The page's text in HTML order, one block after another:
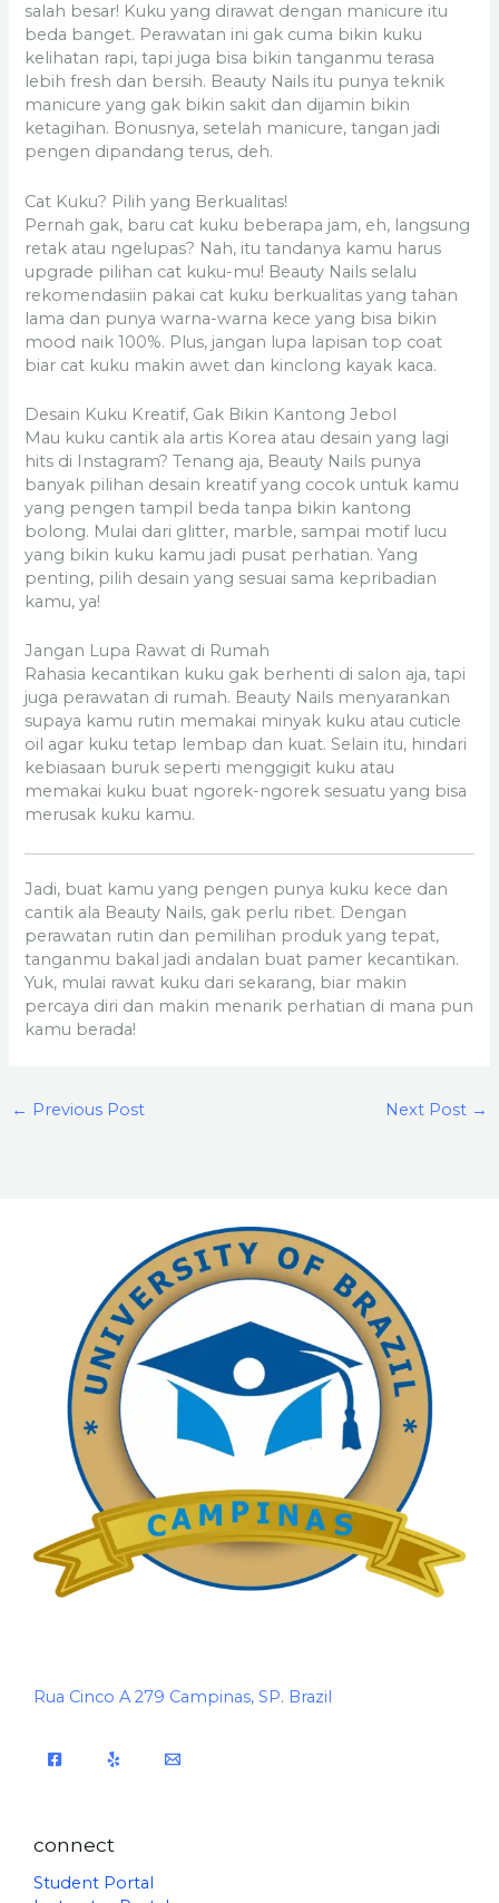
salah besar! Kuku yang dirawat dengan manicure itu
beda banget. Perawatan ini gak cuma bikin kuku
kelihatan rapi, tapi juga bisa bikin tanganmu terasa
lebih fresh dan bersih. Beauty Nails itu punya teknik
manicure yang gak bikin sakit dan dijamin bikin
ketagihan. Bonusnya, setelah manicure, tangan jadi
pengen dipandang terus, deh.
Cat Kuku? Pilih yang Berkualitas!
Pernah gak, baru cat kuku beberapa jam, eh, langsung
retak atau ngelupas? Nah, itu tandanya kamu harus
upgrade pilihan cat kuku-mu! Beauty Nails selalu
rekomendasiin pakai cat kuku berkualitas yang tahan
lama dan punya warna-warna kece yang bisa bikin
mood naik 100%. Plus, jangan lupa lapisan top coat
biar cat kuku makin awet dan kinclong kayak kaca.
Desain Kuku Kreatif, Gak Bikin Kantong Jebol
Mau kuku cantik ala artis Korea atau desain yang lagi
hits di Instagram? Tenang aja, Beauty Nails punya
banyak pilihan desain kreatif yang cocok untuk kamu
yang pengen tampil beda tanpa bikin kantong
bolong. Mulai dari glitter, marble, sampai motif lucu
yang bikin kuku kamu jadi pusat perhatian. Yang
penting, pilih desain yang sesuai sama kepribadian
kamu, ya!
Jangan Lupa Rawat di Rumah
Rahasia kecantikan kuku gak berhenti di salon aja, tapi
juga perawatan di rumah. Beauty Nails menyarankan
supaya kamu rutin memakai minyak kuku atau cuticle
oil agar kuku tetap lembap dan kuat. Selain itu, hindari
kebiasaan buruk seperti menggigit kuku atau
memakai kuku buat ngorek-ngorek sesuatu yang bisa
merusak kuku kamu.
Jadi, buat kamu yang pengen punya kuku kece dan
cantik ala Beauty Nails, gak perlu ribet. Dengan
perawatan rutin dan pemilihan produk yang tepat,
tanganmu bakal jadi andalan buat pamer kecantikan.
Yuk, mulai rawat kuku dari sekarang, biar makin
percaya diri dan makin menarik perhatian di mana pun
kamu berada!
← Previous Post Next Post →
Rua Cinco A 279 Campinas, SP. Brazil
connect
Student Portal